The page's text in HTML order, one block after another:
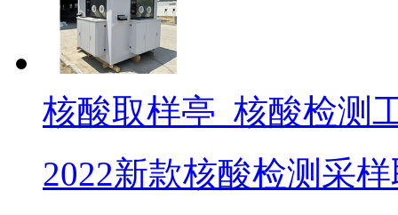
核酸取样亭_核酸检测
2022新款核酸检测采